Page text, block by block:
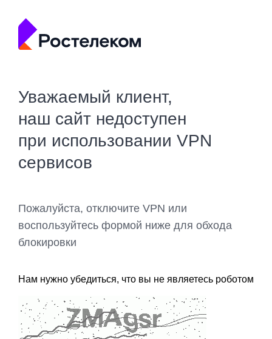
Уважаемый клиент,
наш сайт недоступен
при использовании VPN
сервисов
Пожалуйста, отключите VPN или
воспользуйтесь формой ниже для обхода
блокировки
Нам нужно убедиться, что вы не являетесь роботом